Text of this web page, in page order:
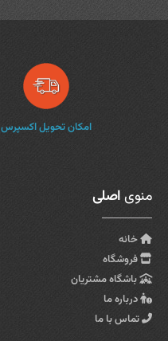
امکان تحویل اکسپرس
منویاصلی
خانه
فروشگاه
باشگاه مشتریان
درباره ما
تماس با ما